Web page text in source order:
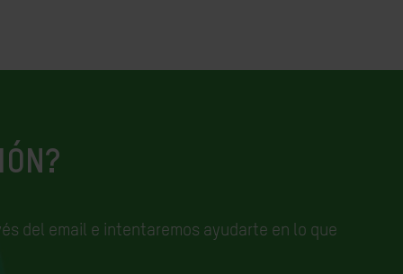
del email e intentaremos ayudarte en lo que